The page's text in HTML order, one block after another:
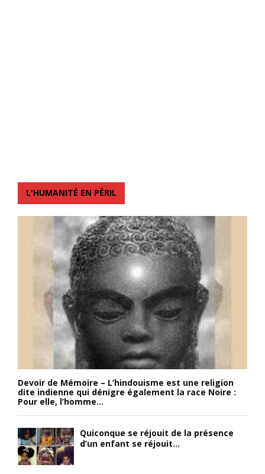
L'HUMANITÉ EN PÉRIL
Devoir de Mémoire – L’hindouisme est une religion
dite indienne qui dénigre également la race Noire :
Pour elle, l’homme...
Quiconque se réjouit de la présence
d’un enfant se réjouit...